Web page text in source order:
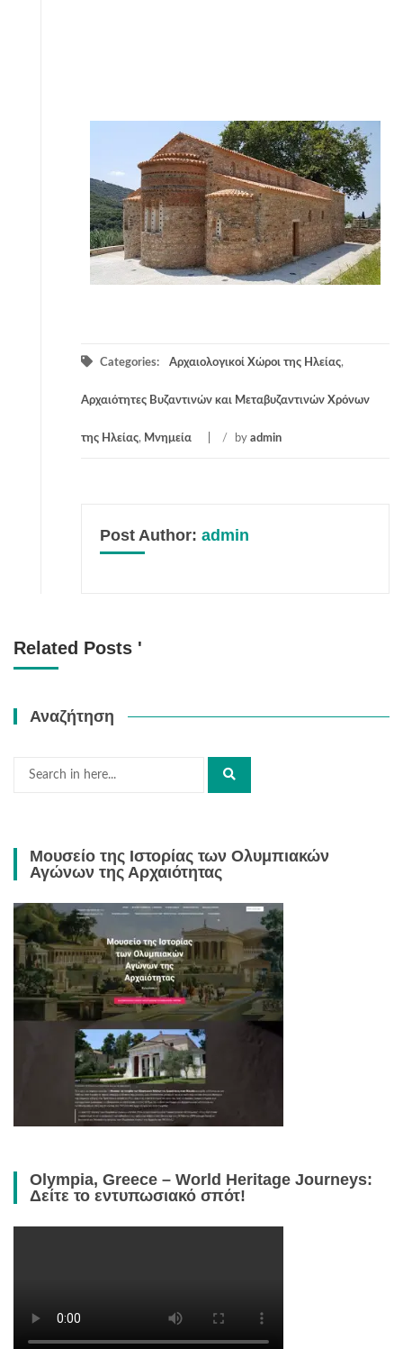
Categories: Αρχαιολογικοί Χώροι της Ηλείας,
Αρχαιότητες Βυζαντινών και Μεταβυζαντινών Χρόνων
της Ηλείας, Μνημεία / by admin
Post Author: admin
Related Posts '
Αναζήτηση
Μουσείο της Ιστορίας των Ολυμπιακών
Αγώνων της Αρχαιότητας
Olympia, Greece – World Heritage Journeys:
Δείτε το εντυπωσιακό σπότ!